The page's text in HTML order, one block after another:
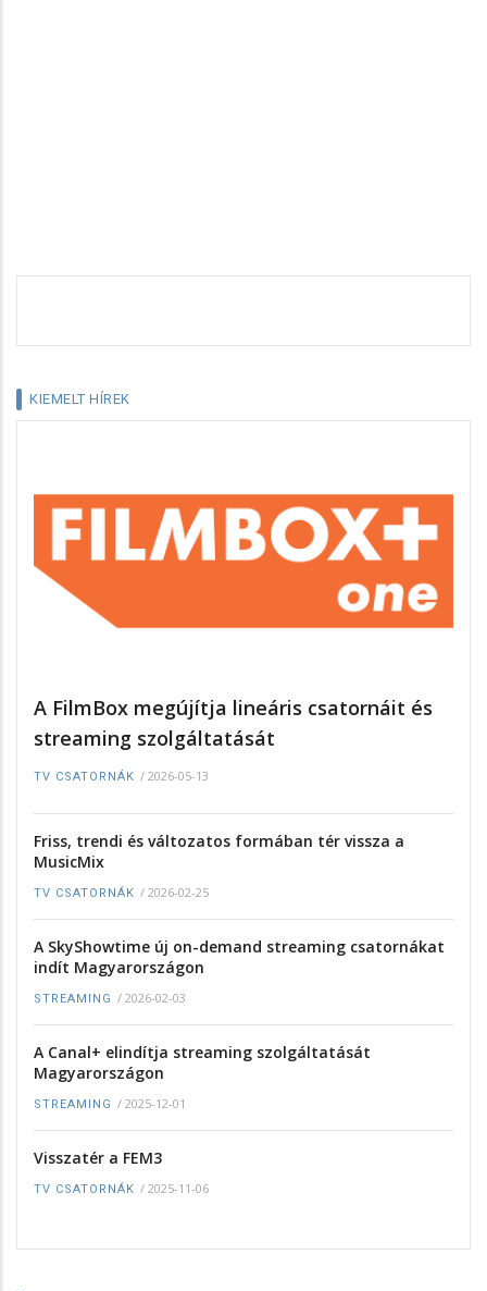
KIEMELT HÍREK
A FilmBox megújítja lineáris csatornáit és
streaming szolgáltatását
TV CSATORNÁK / 2026-05-13
Friss, trendi és változatos formában tér vissza a
MusicMix
TV CSATORNÁK / 2026-02-25
A SkyShowtime új on-demand streaming csatornákat
indít Magyarországon
STREAMING / 2026-02-03
A Canal+ elindítja streaming szolgáltatását
Magyarországon
STREAMING / 2025-12-01
Visszatér a FEM3
TV CSATORNÁK / 2025-11-06